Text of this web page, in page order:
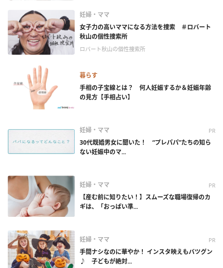
妊婦・ママ
女子力の高いママになる方法を捜索 ＃ロバート
秋山の個性捜索所
ロバート秋山の個性捜索所
暮らす
手相の子宝線とは？ 何人妊娠するか＆妊娠年齢
の見方【手相占い】
妊婦・ママ PR
30代既婚男女に聞いた！ “プレパパ”たちの知ら
ない妊娠中のマ...
妊婦・ママ PR
【産む前に知りたい！】スムーズな職場復帰のカ
ギは、「おっぱい準...
妊婦・ママ PR
手間ナシなのに華やか！ インスタ映えもバツグン
♪ 子どもが絶対...